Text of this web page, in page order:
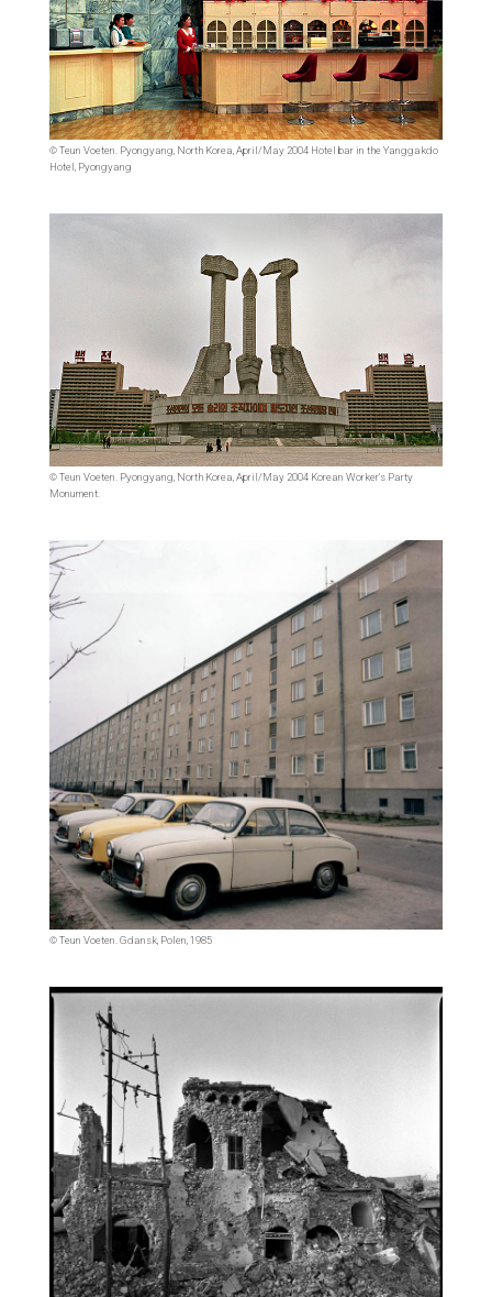
© Teun Voeten. Pyongyang, North Korea, April/May 2004 Hotel bar in the Yanggakdo
Hotel, Pyongyang
© Teun Voeten. Pyongyang, North Korea, April/May 2004 Korean Worker's Party
Monument.
© Teun Voeten. Gdansk, Polen, 1985